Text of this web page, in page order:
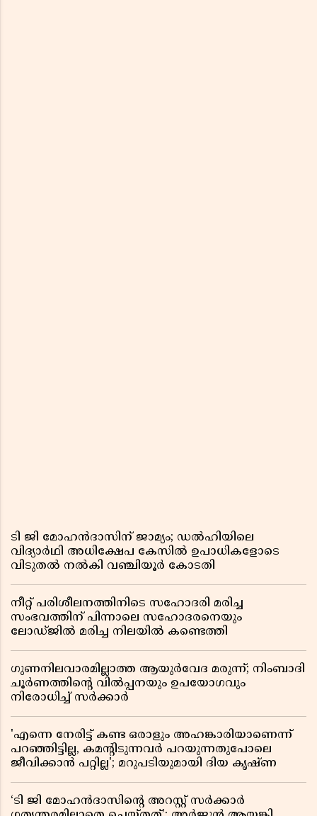
ടി ജി മോഹൻദാസിന് ജാമ്യം; ഡൽഹിയിലെ
വിദ്യാർഥി അധിക്ഷേപ കേസിൽ ഉപാധികളോടെ
വിടുതൽ നൽകി വഞ്ചിയൂർ കോടതി
നീറ്റ് പരിശീലനത്തിനിടെ സഹോദരി മരിച്ച
സംഭവത്തിന് പിന്നാലെ സഹോദരനെയും
ലോഡ്ജിൽ മരിച്ച നിലയിൽ കണ്ടെത്തി
ഗുണനിലവാരമില്ലാത്ത ആയുർവേദ മരുന്ന്; നിംബാദി
ചൂർണത്തിൻ്റെ വിൽപ്പനയും ഉപയോഗവും
നിരോധിച്ച് സർക്കാർ
'എന്നെ നേരിട്ട് കണ്ട ഒരാളും അഹങ്കാരിയാണെന്ന്
പറഞ്ഞിട്ടില്ല, കമൻ്റിടുന്നവർ പറയുന്നതുപോലെ
ജീവിക്കാൻ പറ്റില്ല'; മറുപടിയുമായി ദിയ കൃഷ്ണ
‘ടി ജി മോഹൻദാസിൻ്റെ അറസ്റ്റ് സർക്കാർ